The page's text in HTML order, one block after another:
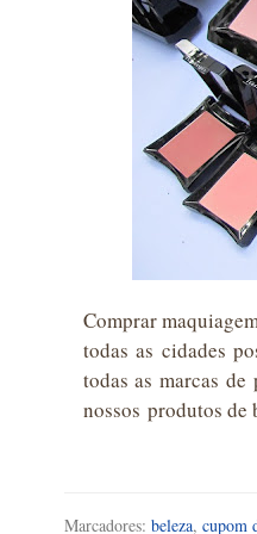
Comprar
todas as cidades
todas as marcas
nossos produtos
Marcadores: beleza, cupom